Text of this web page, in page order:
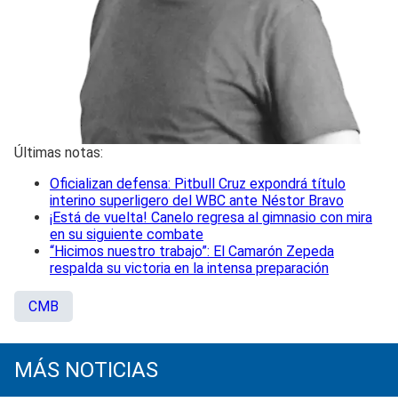
Últimas notas:
Oficializan defensa: Pitbull Cruz expondrá título
interino superligero del WBC ante Néstor Bravo
¡Está de vuelta! Canelo regresa al gimnasio con mira
en su siguiente combate
“Hicimos nuestro trabajo”: El Camarón Zepeda
respalda su victoria en la intensa preparación
CMB
MÁS NOTICIAS